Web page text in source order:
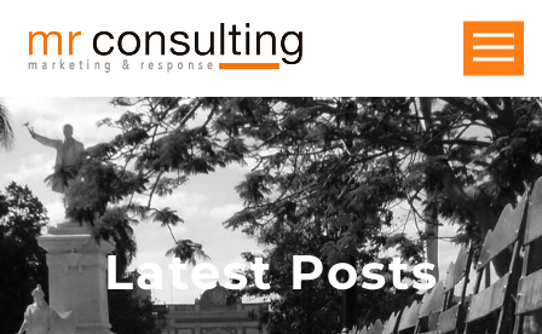
Latest Posts